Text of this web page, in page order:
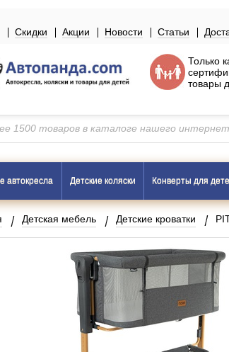
Скидки Акции Новости Статьи
Только
товары
автокресла Детские коляски Конверты для
Детская мебель Детские кроватки